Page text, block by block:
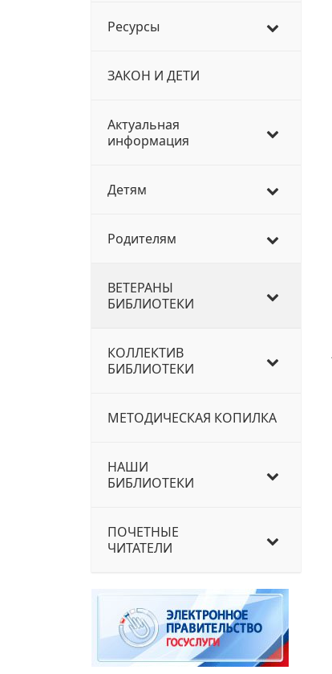
Ресурсы
ЗАКОН И ДЕТИ
Актуальная
информация
Детям
Родителям
ВЕТЕРАНЫ
БИБЛИОТЕКИ
КОЛЛЕКТИВ
БИБЛИОТЕКИ
МЕТОДИЧЕСКАЯ КОПИЛКА
НАШИ
БИБЛИОТЕКИ
ПОЧЕТНЫЕ
ЧИТАТЕЛИ